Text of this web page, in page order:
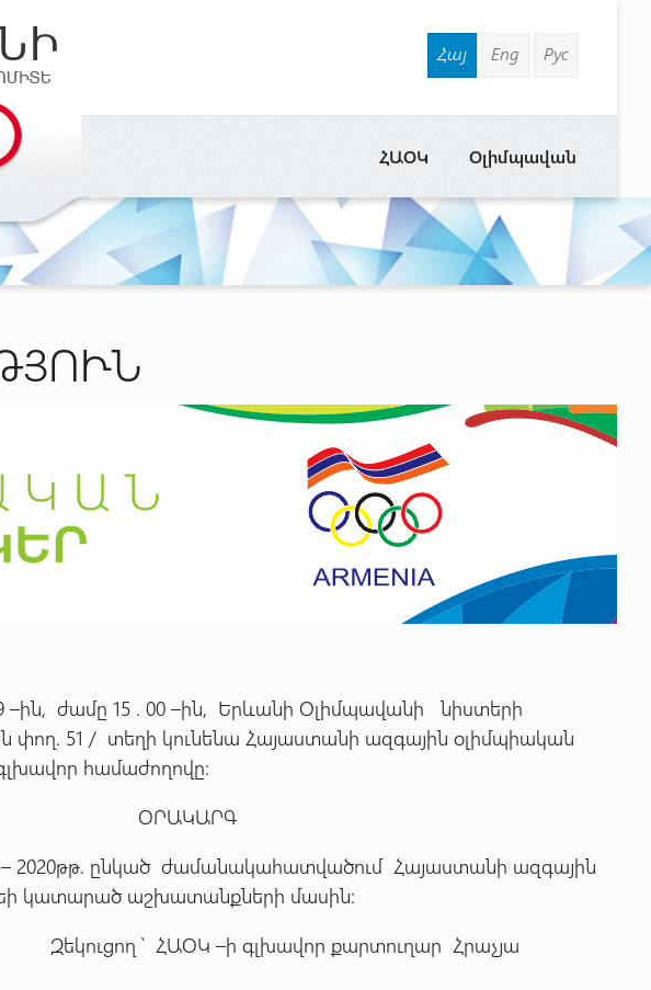
Հայ Eng Рус
Օլիմպավան
ՀԱՕԿ
–ին, ժամը 15 . 00 –ին, Երևանի Օլիմպավանի նիստերի
փող. 51 / տեղի կունենա Հայաստանի ազգային օլիմպիական
համաժողովը:
ընկած ժամանակահատվածում Հայաստանի ազգային
կատարած աշխատանքների մասին:
–ի գլխավոր քարտուղար Հրաչյա